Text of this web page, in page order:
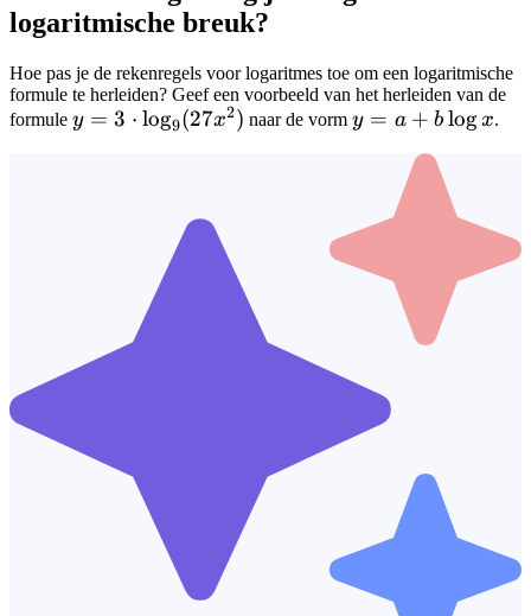
logaritmische breuk?
Hoe pas je de rekenregels voor logaritmes toe om een logaritmische
formule te herleiden? Geef een voorbeeld van het herleiden van de
formule y = 3 \cdot
y = 3 ⋅ log9(27x2) naar de vormy =
x
y = a + b logx.